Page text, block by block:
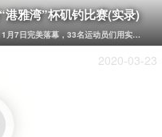
雅湾”杯矶钓比赛(实录)
月7日完美落幕，33名运动员们用实力，用
2020-03-23